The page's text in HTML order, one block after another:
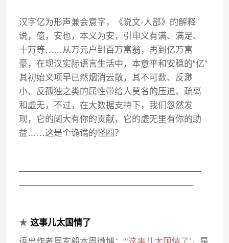
汉字亿为形声兼会意字，《说文-人部》的解释
说，億，安也，本义为安，引申义有满、满足、
十万等……从万元户到百万富翁，再到亿万富
豪，在现汉实际语言生活中，本意平和安稳的“亿”
其初始义项早已然烟消云散，其不可数、反渺
小、反孤独之类的属性带给人莫名的压迫、疏离
和虚无，不过，在大数据支持下，我们忽然发
现，它的阔大有你的贡献，它的虚无里有你的助
益……这是个诡谲的怪圈？
—————————————————————
————————————————————
★这事儿太国情了